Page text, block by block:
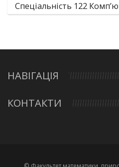
Спеціальність 122
НАВІГАЦІЯ
КОНТАКТИ